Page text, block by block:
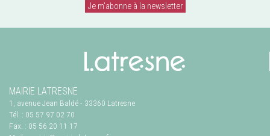
Je m'abonne à la newsletter
MAIRIE LATRESNE
1, avenue Jean Baldé- 33360 Latresne
Tél. : 05 57 97 02 70
Fax. : 05 56 20 11 17